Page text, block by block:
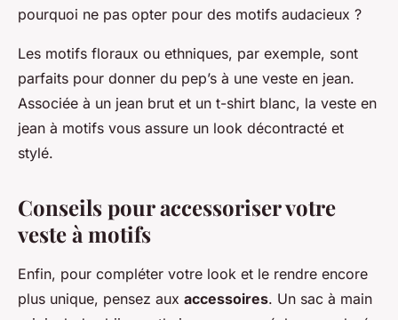
pourquoi ne pas opter pour des motifs audacieux ?
Les motifs floraux ou ethniques, par exemple, sont
parfaits pour donner du pep’s à une veste en jean.
Associée à un jean brut et un t-shirt blanc, la veste en
jean à motifs vous assure un look décontracté et
stylé.
Conseils pour accessoriser votre
veste à motifs
Enfin, pour compléter votre look et le rendre encore
plus unique, pensez aux accessoires. Un sac à main